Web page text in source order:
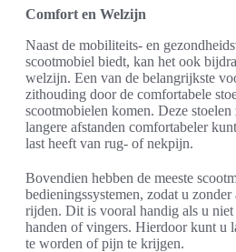
Comfort en Welzijn
Naast de mobiliteits- en
scootmobiel biedt, kan het ook
welzijn. Een van de belangrijkste
zithouding door de comfortabele
scootmobielen komen. Deze
langere afstanden comfortabeler
last heeft van rug- of nekpijn.
Bovendien hebben de meeste
bedieningssystemen, zodat u
rijden. Dit is vooral handig als u
handen of vingers. Hierdoor kunt u
te worden of pijn te krijgen.